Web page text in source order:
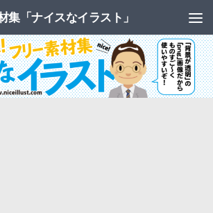
プ
集「ナイスなイラスト」